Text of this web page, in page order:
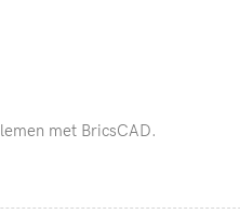
met BricsCAD.